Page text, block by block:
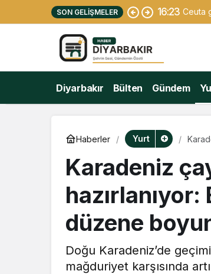
SON GELIŞMELER 16:23 Ceuta
Diyarbakır Bülten Gündem
Haberler Yurt
Karadeniz
düzene
Doğu Karadeniz’de
mağduriyet karşısında